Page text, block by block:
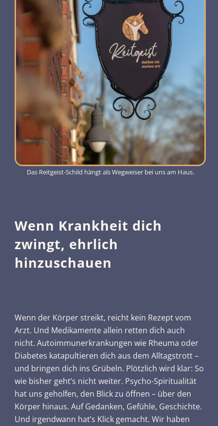
Das Reitgeist-Schild hängt als Wegweiser bei uns am Haus.
Wenn Krankheit dich
zwingt, ehrlich
hinzuschauen
Wenn der Körper streikt, reicht kein Rezept vom
Arzt. Und Medikamente allein retten dich auch
nicht. Autoimmunerkrankungen wie Rheuma oder
Diabetes katapultieren dich aus dem Alltagstrott –
und bringen dich ins Grübeln. Plötzlich wird klar: So
wie bisher geht’s nicht weiter. Psycho-Spiritualität
hat uns geholfen, den Blick zu öffnen – über den
Körper hinaus. Auf Gedanken, Gefühle, Geschichte.
Und irgendwann hat’s Klick gemacht. Wir haben